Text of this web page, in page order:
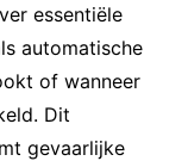
essentiële
automatische
of wanneer
Dit
gevaarlijke